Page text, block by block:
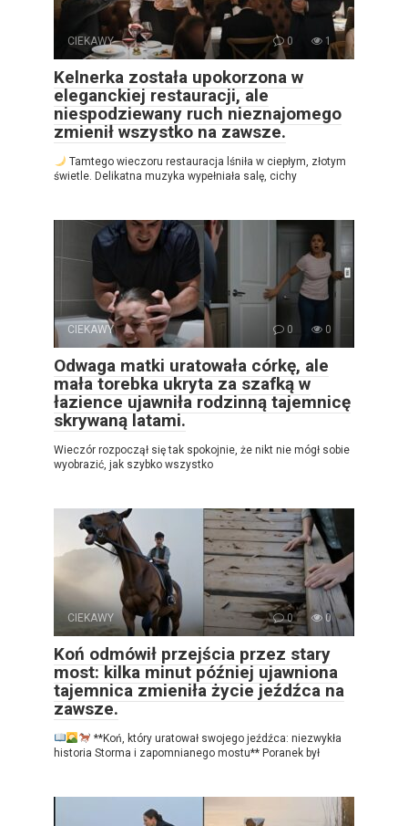
CIEKAWY 0 1
Kelnerka została upokorzona w
eleganckiej restauracji, ale
niespodziewany ruch nieznajomego
zmienił wszystko na zawsze.
Tamtego wieczoru restauracja lśniła w ciepłym, złotym
świetle. Delikatna muzyka wypełniała salę, cichy
CIEKAWY 0 0
Odwaga matki uratowała córkę, ale
mała torebka ukryta za szafką w
łazience ujawniła rodzinną tajemnicę
skrywaną latami.
Wieczór rozpoczął się tak spokojnie, że nikt nie mógł sobie
wyobrazić, jak szybko wszystko
CIEKAWY 0 0
Koń odmówił przejścia przez stary
most: kilka minut później ujawniona
tajemnica zmieniła życie jeźdźca na
zawsze.
**Koń, który uratował swojego jeźdźca: niezwykła
historia Storma i zapomnianego mostu** Poranek był